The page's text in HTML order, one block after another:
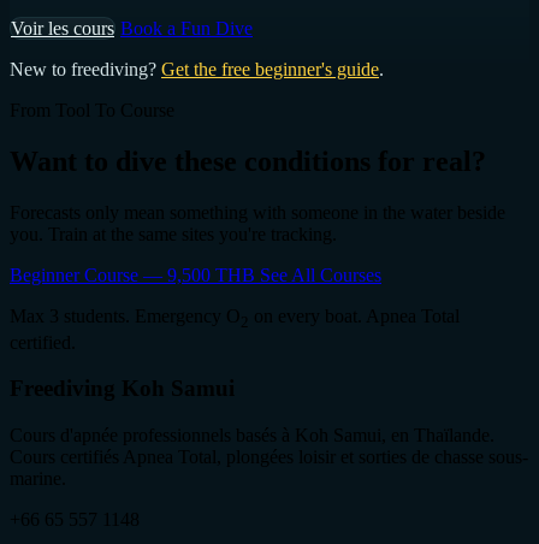
Voir les cours Book a Fun Dive
New to freediving? Get the free beginner's guide.
From Tool To Course
Want to dive these conditions for real?
Forecasts only mean something with someone in the water beside
you. Train at the same sites you're tracking.
Beginner Course — 9,500 THB See All Courses
Max 3 students. Emergency O
on every boat. Apnea Total
certified.
Freediving Koh Samui
Cours d'apnée professionnels basés à Koh Samui, en Thaïlande.
Cours certifiés Apnea Total, plongées loisir et sorties de chasse sous-
marine.
+66 65 557 1148